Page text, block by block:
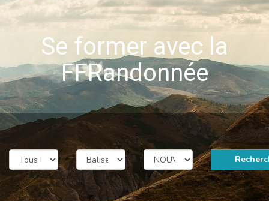
Se former avec la
FFRandonnée